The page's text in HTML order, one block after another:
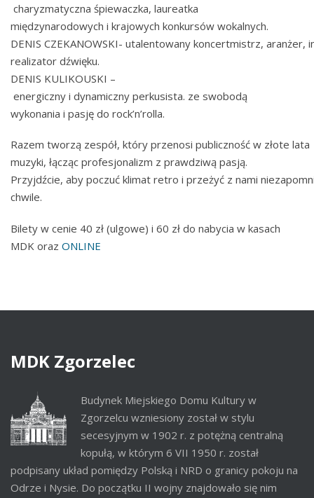
charyzmatyczna śpiewaczka, laureatka
międzynarodowych i krajowych konkursów wokalnych.
DENIS CZEKANOWSKI- utalentowany koncertmistrz, aranżer,
realizator dźwięku.
DENIS KULIKOUSKI –
energiczny i dynamiczny perkusista. ze swobodą
wykonania i pasję do rock’n’rolla.
Razem tworzą zespół, który przenosi publiczność w złote lata
muzyki, łącząc profesjonalizm z prawdziwą pasją.
Przyjdźcie, aby poczuć klimat retro i przeżyć z nami
chwile.
Bilety w cenie 40 zł (ulgowe) i 60 zł do nabycia w kasach
MDK oraz ONLINE
MDK Zgorzelec
Budynek Miejskiego Domu Kultury w
Zgorzelcu wzniesiony został w stylu
secesyjnym w 1902 r. z potężną centralną
kopułą, w którym 6 VII 1950 r. został
podpisany układ pomiędzy Polską i NRD o granicy pokoju na
Odrze i Nysie. Do początku II wojny znajdowało się nim